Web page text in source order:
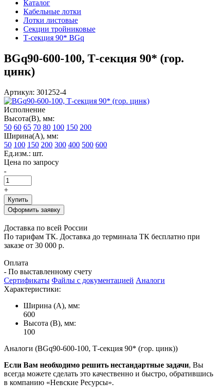
Каталог
Кабельные лотки
Лотки листовые
Секции тройниковые
Т-секция 90* BGq
BGq90-600-100, Т-секция 90* (гор.
цинк)
Артикул: 301252-4
Исполнение
Высота(В), мм:
50 60 65 70 80 100 150 200
Ширина(А), мм:
50 100 150 200 300 400 500 600
Ед.изм.: шт.
Цена по запросу
-
+
Купить
Оформить заявку
Доставка по всей России
По тарифам ТК. Доставка до терминала ТК бесплатно при
заказе от 30 000 р.
Оплата
- По выставленному счету
Сертификаты Файлы с документацией Аналоги
Характеристики:
Ширина (А), мм:
600
Высота (В), мм:
100
Аналоги (BGq90-600-100, Т-секция 90* (гор. цинк))
Если Вам необходимо решить нестандартные задачи, Вы
всегда можете сделать это качественно и быстро, обратившись
в компанию «Невские Ресурсы».